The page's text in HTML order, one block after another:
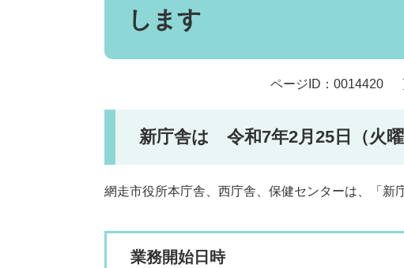
します
ページID：0014420
新庁舎は 令和7年2月25日（火
網走市役所本庁舎、西庁舎、保健センターは、「新
業務開始日時